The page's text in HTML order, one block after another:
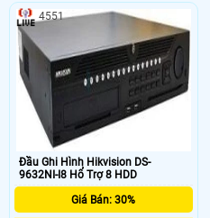
Đầu Ghi Hình Hikvision DS-
9632NI-I8 Hổ Trợ 8 HDD
Giá Bán: 30%
4551